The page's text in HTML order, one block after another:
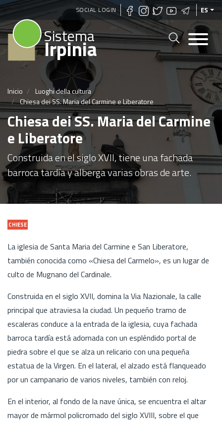
Pasar
al
contenido
principal
SOCIAL LOGIN ES
Sistema
Irpinia
Inicio
Luoghi della cultura
Chiesa dei SS. Maria del Carmine e Liberatore
Chiesa dei SS. Maria del Carmine
e Liberatore
Construida en el siglo XVII, tiene una fachada
barroca tardía y alberga varias obras de arte.
CHIESE
La iglesia de Santa Maria del Carmine e San Liberatore,
también conocida como «Chiesa del Carmelo», es un lugar de
culto de Mugnano del Cardinale.
Construida en el siglo XVII, domina la Via Nazionale, la calle
principal que atraviesa la ciudad. Un pequeño tramo de
escaleras conduce a la entrada de la iglesia, cuya fachada
barroca tardía está adornada con un espléndido portal de
piedra sobre el que se alza un relicario con una pequeña
estatua de la Virgen. En el lateral, el alzado está flanqueado
por un campanario de varios niveles, también con reloj.
En el interior, al fondo de la nave única, se encuentra el altar
mayor de mármol policromado del siglo XVIII, sobre el que